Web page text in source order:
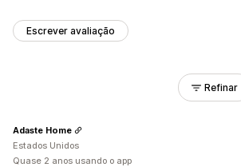
Escrever avaliação
Refinar
Adaste Home
Estados Unidos
Quase 2 anos usando o app